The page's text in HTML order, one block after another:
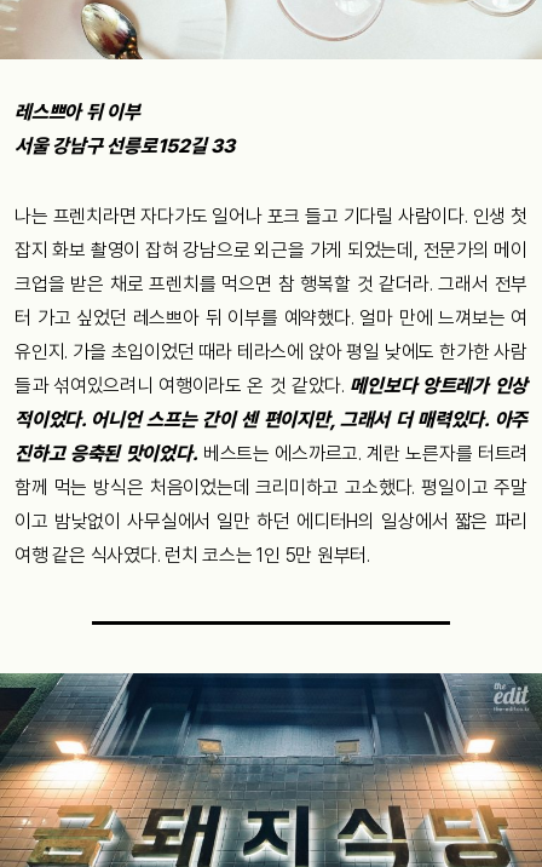
레스쁘아 뒤 이부
서울 강남구 선릉로152길 33
나는 프렌치라면 자다가도 일어나 포크 들고 기다릴 사람이다. 인생 첫
잡지 화보 촬영이 잡혀 강남으로 외근을 가게 되었는데, 전문가의 메이
크업을 받은 채로 프렌치를 먹으면 참 행복할 것 같더라. 그래서 전부
터 가고 싶었던 레스쁘아 뒤 이부를 예약했다. 얼마 만에 느껴보는 여
유인지. 가을 초입이었던 때라 테라스에 앉아 평일 낮에도 한가한 사람
들과 섞여있으려니 여행이라도 온 것 같았다. 메인보다 앙트레가 인상
적이었다. 어니언 스프는 간이 센 편이지만, 그래서 더 매력있다. 아주
진하고 응축된 맛이었다. 베스트는 에스까르고. 계란 노른자를 터트려
함께 먹는 방식은 처음이었는데 크리미하고 고소했다. 평일이고 주말
이고 밤낮없이 사무실에서 일만 하던 에디터H의 일상에서 짧은 파리
여행 같은 식사였다. 런치 코스는 1인 5만 원부터.